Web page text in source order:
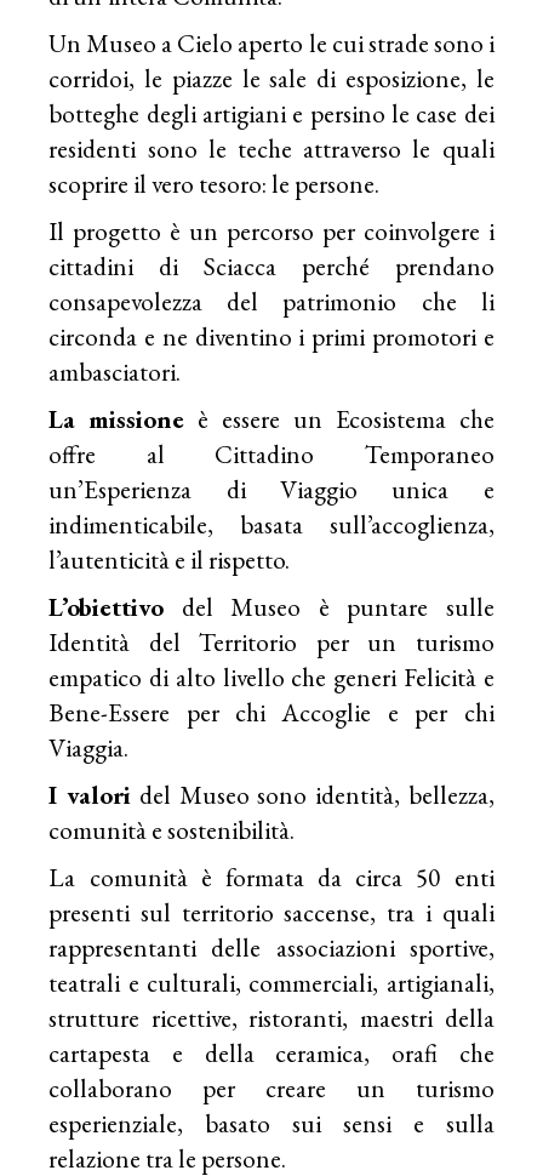
Un Museo a Cielo aperto le cui strade sono i
corridoi, le piazze le sale di esposizione, le
botteghe degli artigiani e persino le case dei
residenti sono le teche attraverso le quali
scoprire il vero tesoro: le persone.
Il progetto è un percorso per coinvolgere i
cittadini di Sciacca perché prendano
consapevolezza del patrimonio che li
circonda e ne diventino i primi promotori e
ambasciatori.
La ​ ​missione ​ è essere un Ecosistema che
offre al Cittadino Temporaneo
un’Esperienza di Viaggio unica e
indimenticabile, basata sull’accoglienza,
l’autenticità e il rispetto.
L’obiettivo ​ del Museo è puntare sulle
Identità del Territorio per un turismo
empatico di alto livello che generi Felicità e
Bene-Essere per chi Accoglie e per chi
Viaggia.
I valori ​ del Museo sono identità, bellezza,
comunità e sostenibilità.
La comunità è formata da circa 50 enti
presenti sul territorio saccense, tra i quali
rappresentanti delle associazioni sportive,
teatrali e culturali, commerciali, artigianali,
strutture ricettive, ristoranti, maestri della
cartapesta e della ceramica, orafi ​che
collaborano per creare un turismo
esperienziale, basato sui sensi e sulla
relazione tra le persone​.